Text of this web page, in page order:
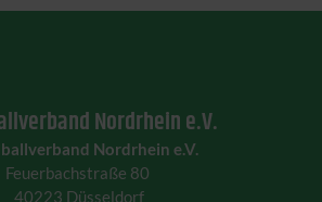
Nordrhein e.V.
Nordrhein e.V.
Feuerbachstraße 80
40223 Düsseldorf